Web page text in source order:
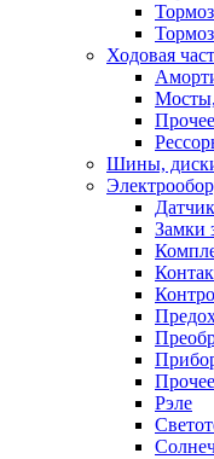
Ходовая
Мосты,
Прочее
Шины, диски
Замки
Прочее
Рэле